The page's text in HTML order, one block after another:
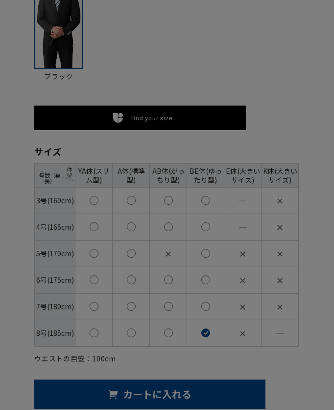
ブラック
Find your size
サイズ
号数（身
長）
体
型
YA体(スリ
ム型)
A体(標準
型)
AB体(がっ
ちり型)
BE体(ゆっ
たり型)
E体(大きい
サイズ)
K体(大きい
サイズ)
3号(160cm) ― ✕
4号(165cm) ― ✕
5号(170cm) ✕ ✕ ✕
6号(175cm) ✕ ✕
7号(180cm) ✕ ✕
8号(185cm) ✕ ―
ウエストの目安： 100cm
カートに入れる